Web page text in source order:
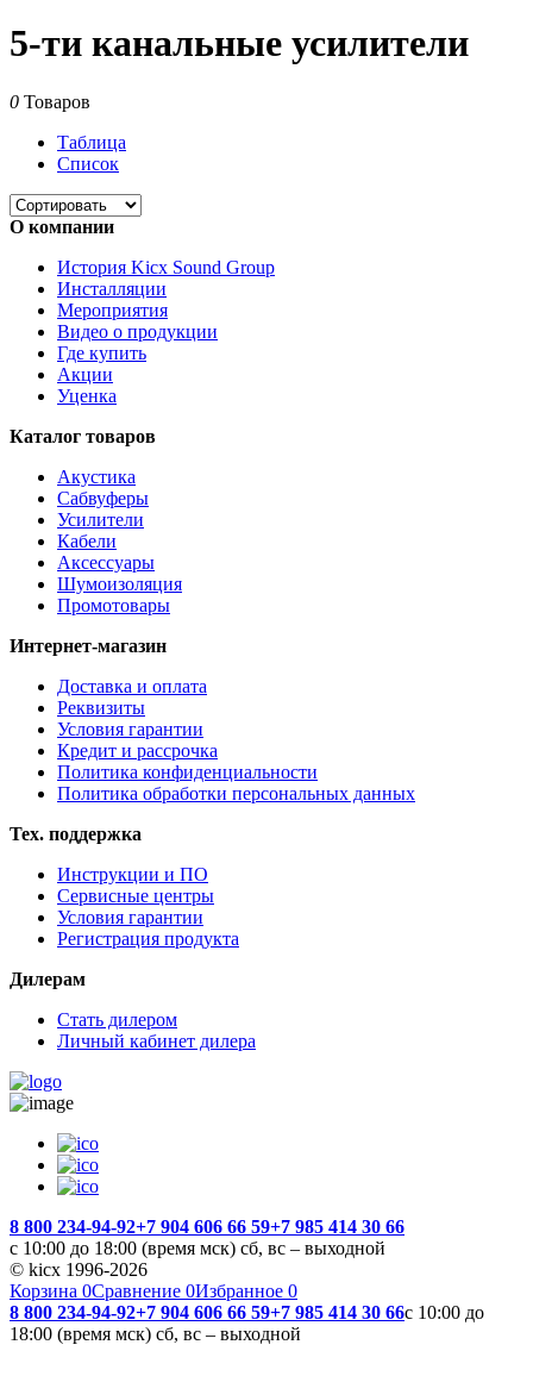
5-ти канальные усилители
0 Товаров
Таблица
Список
О компании
История Kicx Sound Group
Инсталляции
Мероприятия
Видео о продукции
Где купить
Акции
Уценка
Каталог товаров
Акустика
Сабвуферы
Усилители
Кабели
Аксессуары
Шумоизоляция
Промотовары
Интернет-магазин
Доставка и оплата
Реквизиты
Условия гарантии
Кредит и рассрочка
Политика конфиденциальности
Политика обработки персональных данных
Тех. поддержка
Инструкции и ПО
Сервисные центры
Условия гарантии
Регистрация продукта
Дилерам
Стать дилером
Личный кабинет дилера
8 800 234-94-92+7 904 606 66 59+7 985 414 30 66
с 10:00 до 18:00 (время мск) сб, вс – выходной
© kicx 1996-2026
Корзина 0Сравнение 0Избранное 0
8 800 234-94-92+7 904 606 66 59+7 985 414 30 66с 10:00 до
18:00 (время мск) сб, вс – выходной